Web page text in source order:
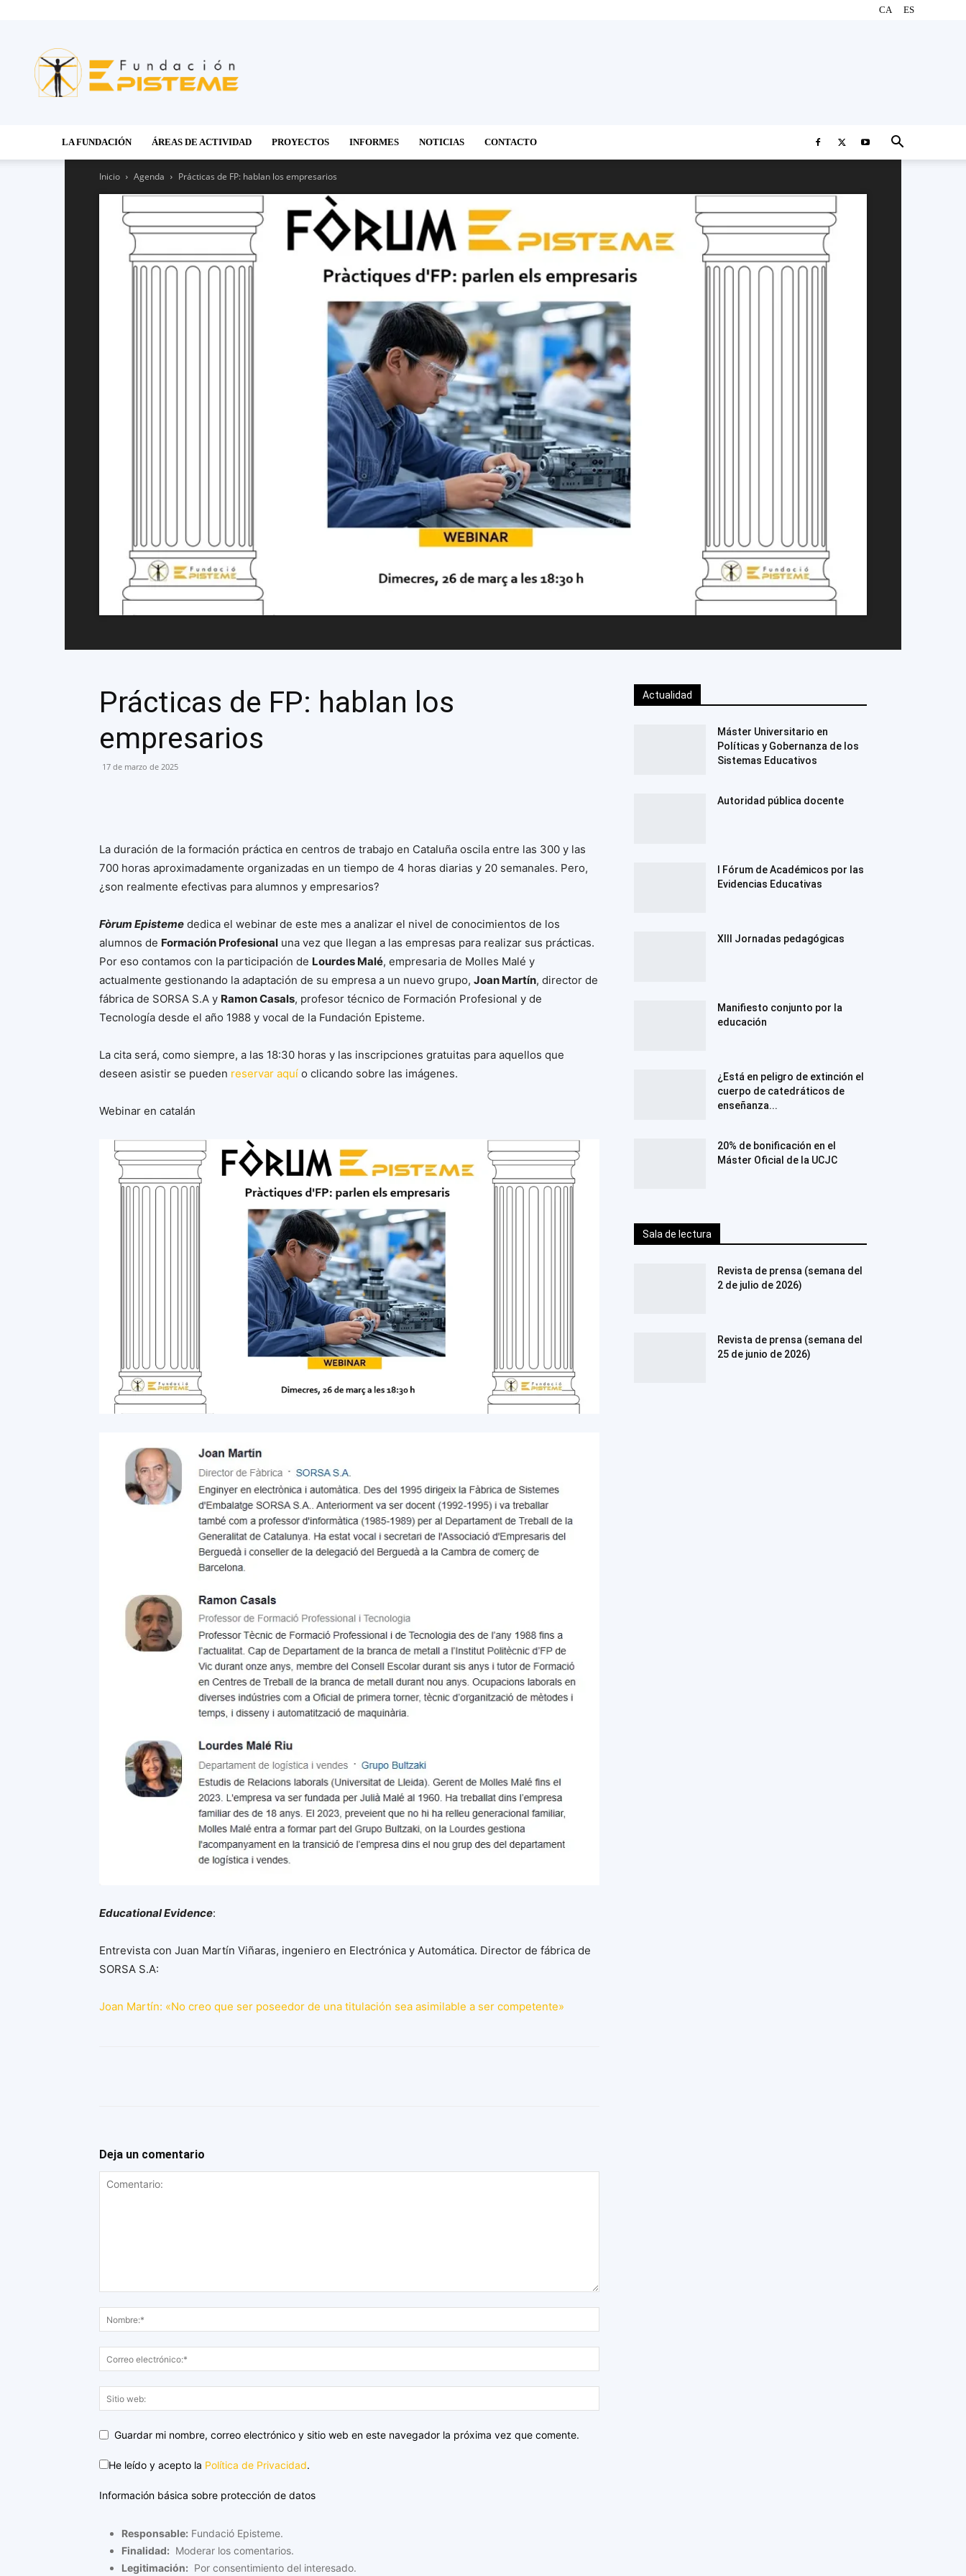
CA ES
Episteme
LA FUNDACIÓN ÁREAS DE ACTIVIDAD PROYECTOS INFORMES NOTICIAS CONTACTO
Inicio Agenda Prácticas de FP: hablan los empresarios
Prácticas de FP: hablan los
empresarios
17 de marzo de 2025
La duración de la formación práctica en centros de trabajo en Cataluña oscila entre las 300 y las
700 horas aproximadamente organizadas en un tiempo de 4 horas diarias y 20 semanales. Pero,
¿son realmente efectivas para alumnos y empresarios?
Fòrum Episteme dedica el webinar de este mes a analizar el nivel de conocimientos de los
alumnos de Formación Profesional una vez que llegan a las empresas para realizar sus prácticas.
Por eso contamos con la participación de Lourdes Malé, empresaria de Molles Malé y
actualmente gestionando la adaptación de su empresa a un nuevo grupo, Joan Martín, director de
fábrica de SORSA S.A y Ramon Casals, profesor técnico de Formación Profesional y de
Tecnología desde el año 1988 y vocal de la Fundación Episteme.
La cita será, como siempre, a las 18:30 horas y las inscripciones gratuitas para aquellos que
deseen asistir se pueden reservar aquí o clicando sobre las imágenes.
Webinar en catalán
Educational Evidence:
Entrevista con Juan Martín Viñaras, ingeniero en Electrónica y Automática. Director de fábrica de
SORSA S.A:
Joan Martín: «No creo que ser poseedor de una titulación sea asimilable a ser competente»
Deja un comentario
Guardar mi nombre, correo electrónico y sitio web en este navegador la próxima vez que comente.
He leído y acepto la Política de Privacidad.
Información básica sobre protección de datos
Responsable: Fundació Episteme.
Finalidad: Moderar los comentarios.
Legitimación: Por consentimiento del interesado.
Actualidad
Máster Universitario en
Políticas y Gobernanza de los
Sistemas Educativos
Autoridad pública docente
I Fórum de Académicos por las
Evidencias Educativas
XIII Jornadas pedagógicas
Manifiesto conjunto por la
educación
¿Está en peligro de extinción el
cuerpo de catedráticos de
enseñanza...
20% de bonificación en el
Máster Oficial de la UCJC
Sala de lectura
Revista de prensa (semana del
2 de julio de 2026)
Revista de prensa (semana del
25 de junio de 2026)